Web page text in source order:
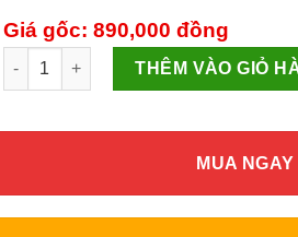
Giá gốc: 890,000 đồng
NỒI CƠM ĐIỆN 1.8L SUNHOUSE
THÊM VÀO GIỎ
MUA NGAY